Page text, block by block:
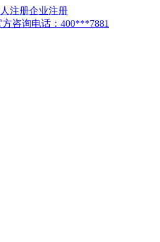
注册企业注册
方咨询电话：400***7881